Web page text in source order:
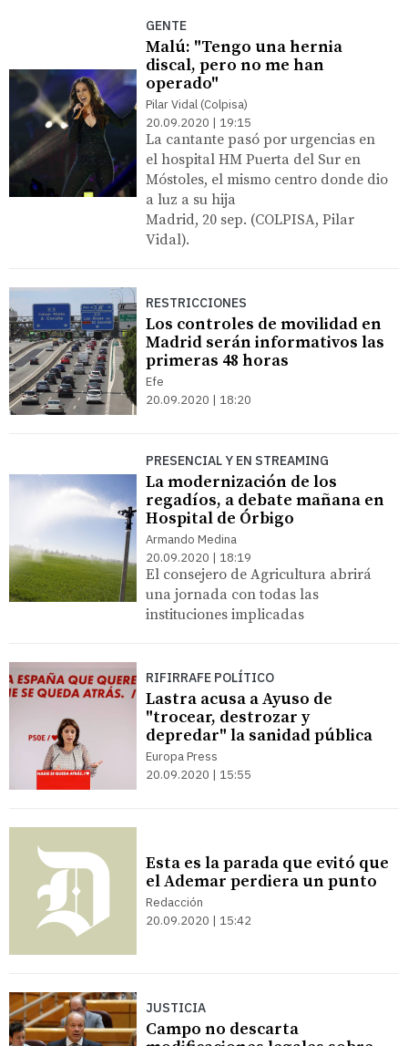
GENTE
Malú: "Tengo una hernia
discal, pero no me han
operado"
Pilar Vidal (Colpisa)
20.09.2020 | 19:15
La cantante pasó por urgencias en
el hospital HM Puerta del Sur en
Móstoles, el mismo centro donde dio
a luz a su hija
Madrid, 20 sep. (COLPISA, Pilar
Vidal).
RESTRICCIONES
Los controles de movilidad en
Madrid serán informativos las
primeras 48 horas
Efe
20.09.2020 | 18:20
PRESENCIAL Y EN STREAMING
La modernización de los
regadíos, a debate mañana en
Hospital de Órbigo
Armando Medina
20.09.2020 | 18:19
El consejero de Agricultura abrirá
una jornada con todas las
instituciones implicadas
RIFIRRAFE POLÍTICO
Lastra acusa a Ayuso de
"trocear, destrozar y
depredar" la sanidad pública
Europa Press
20.09.2020 | 15:55
Esta es la parada que evitó que
el Ademar perdiera un punto
Redacción
20.09.2020 | 15:42
JUSTICIA
Campo no descarta